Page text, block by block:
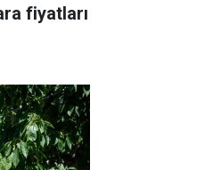
fiyatları